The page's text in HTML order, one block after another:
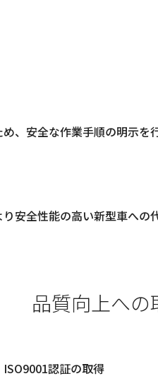
、安全な作業手順の明示を行
安全性能の高い新型車への
品質向上への
ISO9001認証の取得